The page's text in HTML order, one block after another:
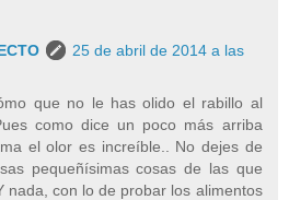
25 de abril de 2014 a las
que no le has olido el rabillo al
como dice un poco más arriba
el olor es increíble.. No dejes de
pequeñísimas cosas de las que
nada, con lo de probar los alimentos